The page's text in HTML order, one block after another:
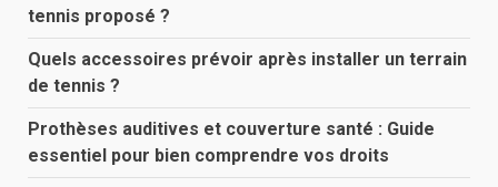
tennis proposé ?
Quels accessoires prévoir après installer un terrain
de tennis ?
Prothèses auditives et couverture santé : Guide
essentiel pour bien comprendre vos droits